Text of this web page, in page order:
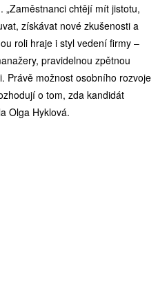
chtějí mít jistotu,
získávat nové zkušenosti a
roli hraje i styl vedení firmy –
pravidelnou zpětnou
Právě možnost osobního rozvoje
o tom, zda kandidát
Olga Hyklová.